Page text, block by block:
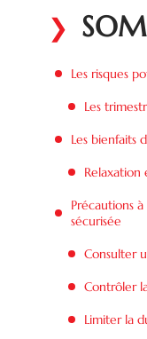
Les risques
Les
Les bienfaits
Relaxation
Précautions
sécurisée
Consulter
Contrôler
Limiter la